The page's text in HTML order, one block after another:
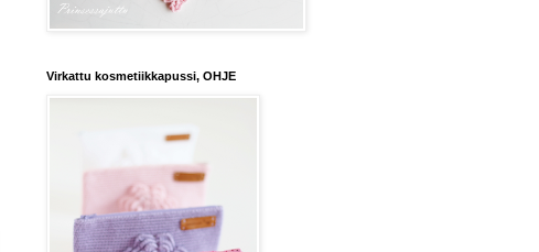
Virkattu kosmetiikkapussi, OHJE